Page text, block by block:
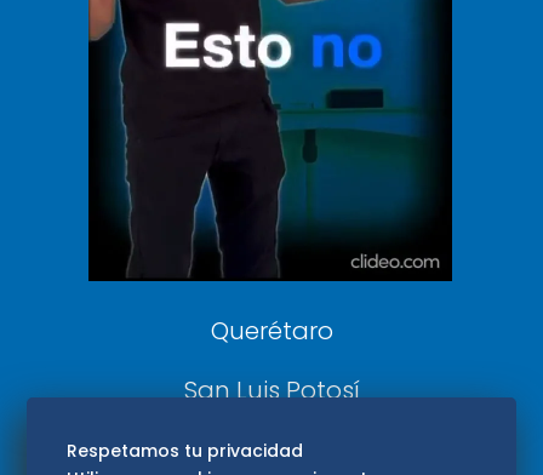
De 10 sports
DeDinero
Confabulario
Aviso Oportuno
Consultas
Querétaro
San Luis Potosí
Edomex
Respetamos tu privacidad